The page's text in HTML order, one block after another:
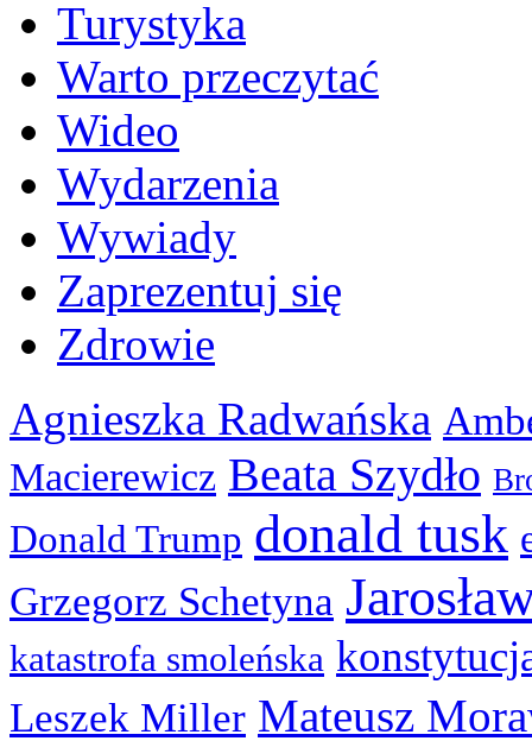
Turystyka
Warto przeczytać
Wideo
Wydarzenia
Wywiady
Zaprezentuj się
Zdrowie
Agnieszka Radwańska
Macierewicz Beata Szydło
Donald Trump donald tusk
Grzegorz Schetyna
katastrofa smoleńska
Leszek Miller Mateusz